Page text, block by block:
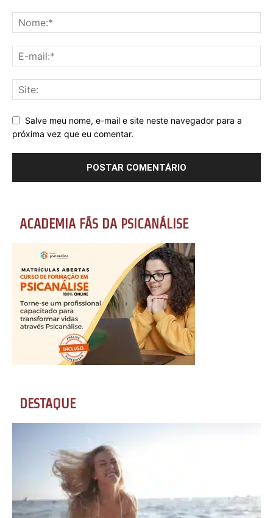
Salve meu nome, e-mail e site neste navegador para a
próxima vez que eu comentar.
ACADEMIA FÃS DA PSICANÁLISE
DESTAQUE